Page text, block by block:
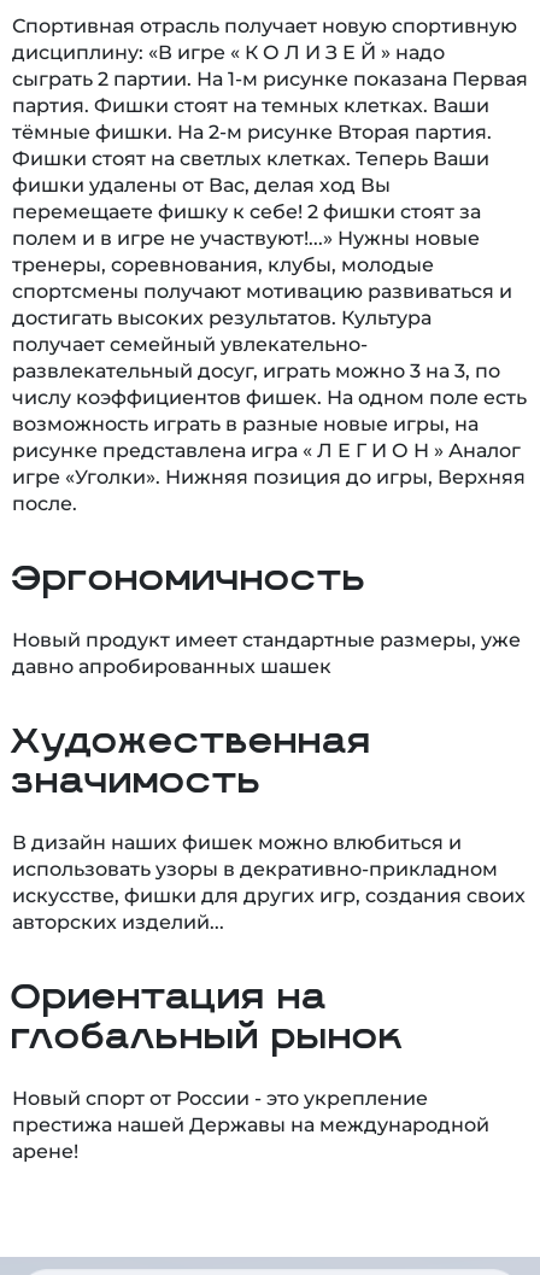
Спортивная отрасль получает новую спортивную
дисциплину: «В игре « К О Л И З Е Й » надо
сыграть 2 партии. На 1-м рисунке показана Первая
партия. Фишки стоят на темных клетках. Ваши
тёмные фишки. На 2-м рисунке Вторая партия.
Фишки стоят на светлых клетках. Теперь Ваши
фишки удалены от Вас, делая ход Вы
перемещаете фишку к себе! 2 фишки стоят за
полем и в игре не участвуют!...» Нужны новые
тренеры, соревнования, клубы, молодые
спортсмены получают мотивацию развиваться и
достигать высоких результатов. Культура
получает семейный увлекательно-
развлекательный досуг, играть можно 3 на 3, по
числу коэффициентов фишек. На одном поле есть
возможность играть в разные новые игры, на
рисунке представлена игра « Л Е Г И О Н » Аналог
игре «Уголки». Нижняя позиция до игры, Верхняя
после.
Эргономичность
Новый продукт имеет стандартные размеры, уже
давно апробированных шашек
Художественная
значимость
В дизайн наших фишек можно влюбиться и
использовать узоры в декративно-прикладном
искусстве, фишки для других игр, создания своих
авторских изделий...
Ориентация на
глобальный рынок
Новый спорт от России - это укрепление
престижа нашей Державы на международной
арене!